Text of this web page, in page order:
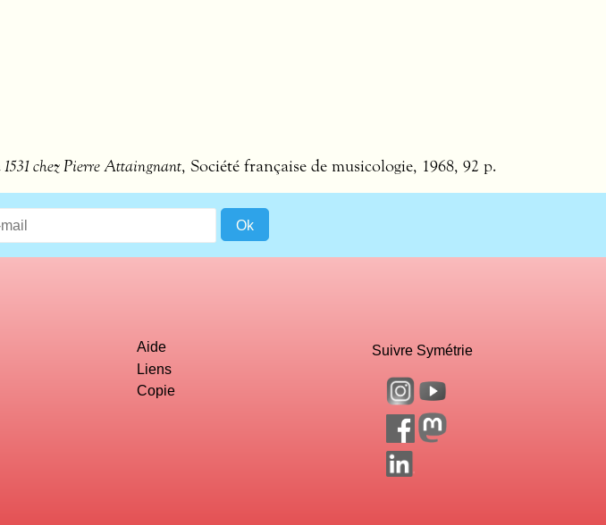
chez Pierre Attaingnant, Société française de musicologie, 1968, 92 p.
Aide
Liens
Copie
Suivre Symétrie